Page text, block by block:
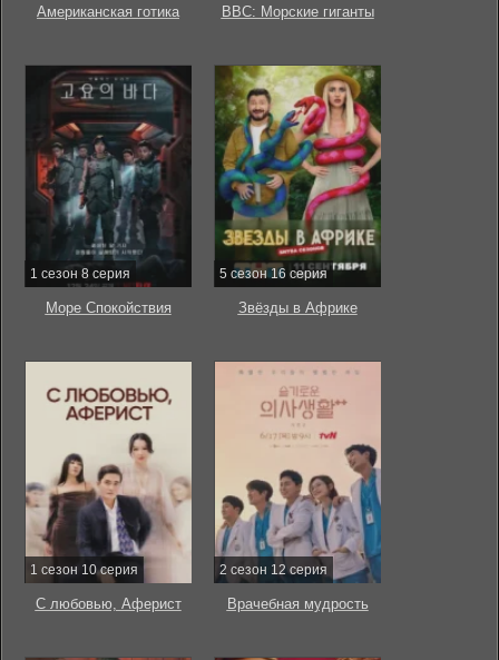
Американская готика BBC: Морские гиганты
1 сезон 8 серия
Море Спокойствия
5 сезон 16 серия
Звёзды в Африке
1 сезон 10 серия
С любовью, Аферист
2 сезон 12 серия
Врачебная мудрость